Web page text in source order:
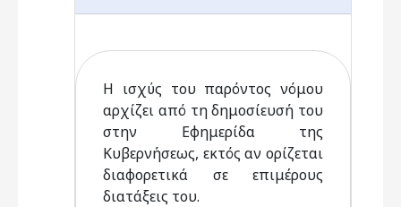
Η ισχύς του παρόντος νόμου
αρχίζει από τη δημοσίευσή του
στην Εφημερίδα της
Κυβερνήσεως, εκτός αν ορίζεται
διαφορετικά σε επιμέρους
διατάξεις του.